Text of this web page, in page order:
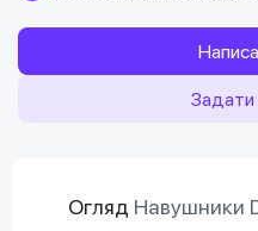
Задати
Огляд Навушники